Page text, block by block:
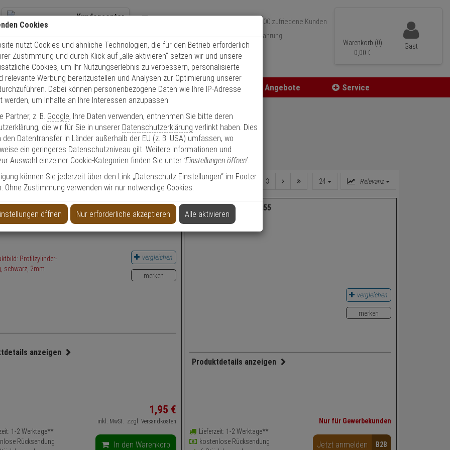
Kundencenter
Kontaktservice nutzen
Mo. - Do.: 8:00 - 16:30 Fr. 8:00 - 14:00 Uhr
Über 350.000 zufriedene Kunden
Über 15 Jahre Erfahrung
Schneller Versand
Warenkorb (0)
0, 00 €
Gast
Zutritt Einbruch Brand Angebote Service
1 2 3 24 Relevanz
Dichtung, schwarz, 2mm Stärke
vergleichen
merken
anzeigen
1,95 €
inkl. MwSt. zzgl. Versandkosten
1-2 Werktage**
Rücksendung
In den Warenkorb
IKON Klapprosette 1255
vergleichen
merken
Produktdetails anzeigen
Nur für Gewerbekunden
Lieferzeit: 1-2 Werktage**
kostenlose Rücksendung
Jetzt anmelden B2B
Cookies
nutzt Cookies und ähnliche Technologien, die für den Betrieb erforderlich
Zustimmung und durch Klick auf „alle aktivieren“ setzen wir und unsere
Cookies, um Ihr Nutzungserlebnis zu verbessern, personalisierte
relevante Werbung bereitzustellen und Analysen zur Optimierung unserer
Dabei können personenbezogene Daten wie Ihre IP-Adresse
werden, um Inhalte an Ihre Interessen anzupassen.
Partner, z. B. Google, Ihre Daten verwenden, entnehmen Sie bitte deren
die wir für Sie in unserer Datenschutzerklärung verlinkt haben. Dies
den Datentransfer in Länder außerhalb der EU (z. B. USA) umfassen, wo
ein geringeres Datenschutzniveau gilt. Weitere Informationen und
Auswahl einzelner Cookie-Kategorien finden Sie unter 'Einstellungen öffnen'.
können Sie jederzeit über den Link „Datenschutz Einstellungen“ im Footer
Ohne Zustimmung verwenden wir nur notwendige Cookies.
öffnen Nur erforderliche akzeptieren Alle aktivieren